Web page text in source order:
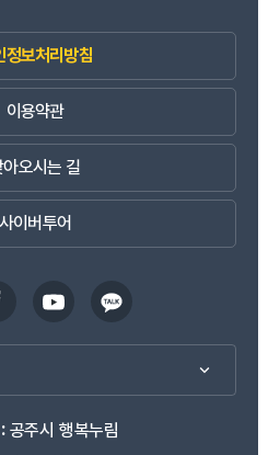
정보처리방침
이용약관
아오시는 길
사이버투어
공주시 행복누림